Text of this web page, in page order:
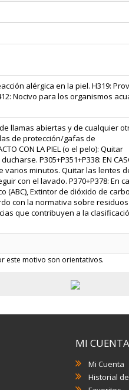
alérgica en la piel. H319:
Nocivo para los organismos
llamas abiertas y de cualquier
de protección/gafas de
CON LA PIEL (o el pelo): Quitar
P305+P351+P338: EN
varios minutos. Quitar las lentes
con el lavado. P370+P378: En
(ABC), Extintor de dióxido de
con la normativa sobre residuos
que contribuyen a la
este motivo son orientativos.
MI CUENTA
Mi Cuenta
Historial